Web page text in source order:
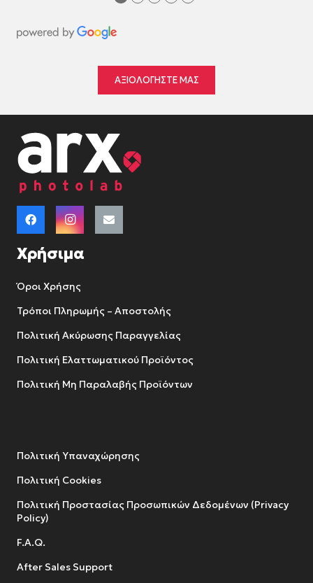
ΑΞΙΟΛΟΓΗΣΤΕ ΜΑΣ
Χρήσιμα
Όροι Χρήσης
Τρόποι Πληρωμής – Αποστολής
Πολιτική Ακύρωσης Παραγγελίας
Πολιτική Ελαττωματικού Προϊόντος
Πολιτική Μη Παραλαβής Προϊόντων
Πολιτική Υπαναχώρησης
Πολιτική Cookies
Πολιτική Προστασίας Προσωπικών Δεδομένων (Privacy
Policy)
F.A.Q.
After Sales Support